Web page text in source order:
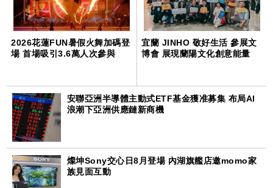
2026花蓮FUN暑假火舞加碼登
場 首場吸引3.6萬人次參與
宜蘭 JINHO 敬好生活 參展文
博會 展現蘭陽文化創意能量
安聯亞洲半導體主動式ETF基金獲准募集 布局AI
浪潮下亞洲供應鏈新商機
燦坤Sony交心日8月登場 內湖旗艦店邀momo家
族見面互動